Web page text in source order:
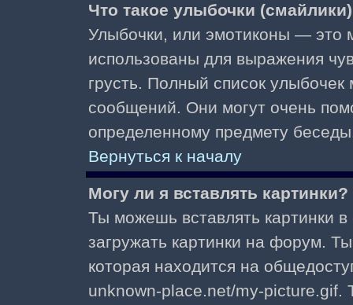
Что такое улыбочки
Улыбочки, или эмотиконы — это
использованы для выражения
грусть. Полный список
сообщений. Они могут очень
определенному предмету
Вернуться к началу
Могу ли я вставлять картинки?
Ты можешь вставлять картинки
загружать картинки на форум.
которая находится на
unknown-place.net/my-picture.gif.